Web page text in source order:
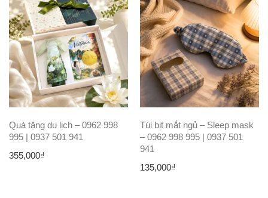
555,000₫.
Quà tặng du lịch – 0962 998
995 | 0937 501 941
355,000₫
Túi bịt mắt ngủ – Sleep mask
– 0962 998 995 | 0937 501
941
135,000₫